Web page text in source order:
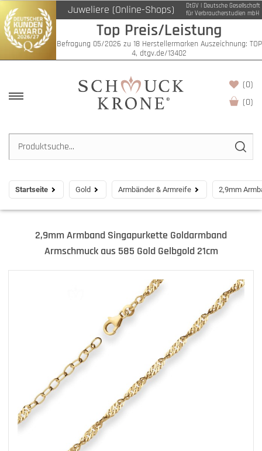
Juweliere (Online-Shops)
DtGV | Deutsche Gesellschaft
für Verbraucherstudien mbH
Top Preis/Leistung
Befragung 05/2026 zu 18 Herstellermarken Auszeichnung: TOP
4, dtgv.de/13402
(0)
(0)
Startseite Gold Armbänder & Armreife 2,9mm
2,9mm Armband Singapurkette Goldarmband
Armschmuck aus 585 Gold Gelbgold 21cm